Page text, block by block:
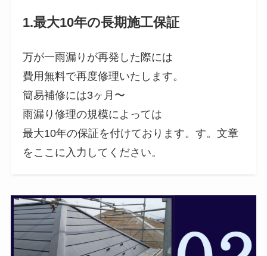
1.最大10年の長期施工保証
万が一雨漏りが再発した際には
費用無料で再度修理いたします。
簡易補修には3ヶ月〜
雨漏り修理の規模によっては
最大10年の保証を付けております。す。文章
をここに入力してください。